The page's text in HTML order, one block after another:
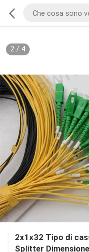
2/ 4
2x1x32 Tipo di
Splitter